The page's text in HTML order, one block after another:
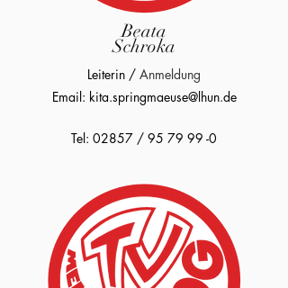
Beata
Schroka
Leiterin / Anmeldung​
Email: kita.springmaeuse@lhun.de
Tel: 02857 / 95 79 99 -0